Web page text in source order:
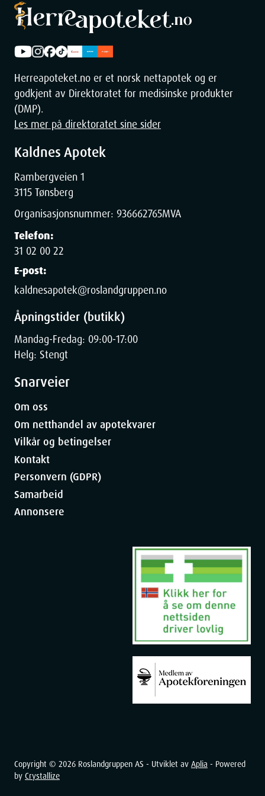
Height
Depth
Weight
Herreapoteket.no er et norsk nettapotek og er
godkjent av Direktoratet for medisinske produkter
(DMP).
Les mer på direktoratet sine sider
Kaldnes Apotek
Rambergveien 1
3115 Tønsberg
Organisasjonsnummer: 936662765MVA
Telefon:
31 02 00 22
E-post:
kaldnesapotek@roslandgruppen.no
Åpningstider (butikk)
Mandag-Fredag: 09:00-17:00
Helg: Stengt
Snarveier
Om oss
Om netthandel av apotekvarer
Vilkår og betingelser
Kontakt
Personvern (GDPR)
Samarbeid
Annonsere
Copyright © 2026 Roslandgruppen AS - Utviklet av Aplia - Powered
by Crystallize